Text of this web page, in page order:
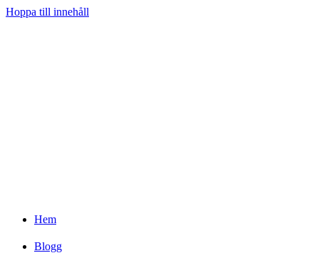
Hoppa till innehåll
Hem
Blogg